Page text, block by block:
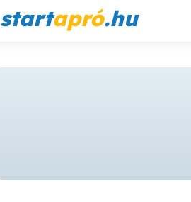
startapró.hu